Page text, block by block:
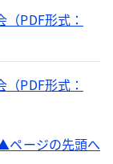
PDF形式：
PDF形式：
ページの先頭へ